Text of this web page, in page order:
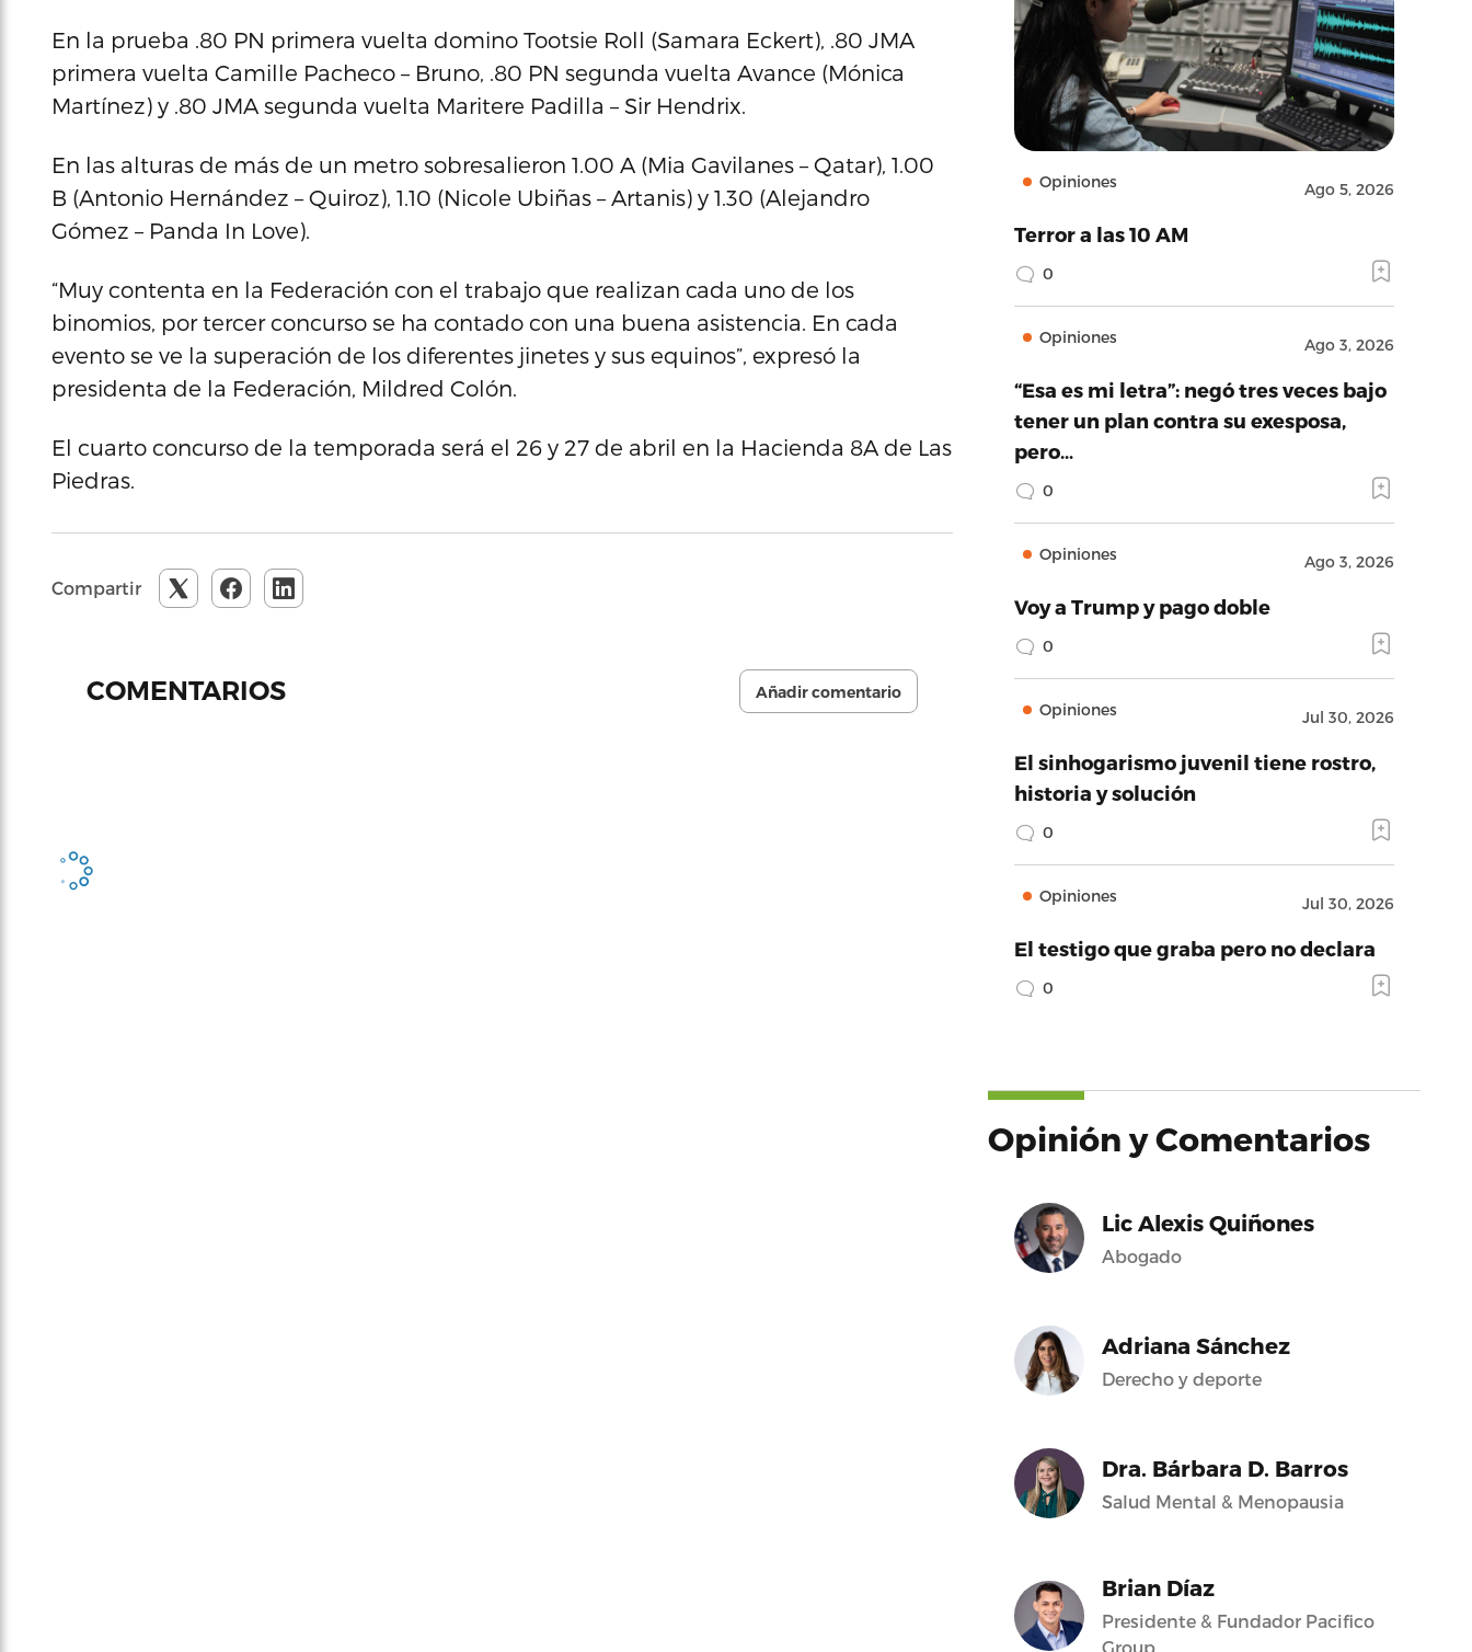
En la prueba .80 PN primera vuelta domino Tootsie Roll (Samara Eckert), .80 JMA
primera vuelta Camille Pacheco – Bruno, .80 PN segunda vuelta Avance (Mónica
Martínez) y .80 JMA segunda vuelta Maritere Padilla – Sir Hendrix.
En las alturas de más de un metro sobresalieron 1.00 A (Mia Gavilanes – Qatar), 1.00
B (Antonio Hernández – Quiroz), 1.10 (Nicole Ubiñas – Artanis) y 1.30 (Alejandro
Gómez – Panda In Love).
“Muy contenta en la Federación con el trabajo que realizan cada uno de los
binomios, por tercer concurso se ha contado con una buena asistencia. En cada
evento se ve la superación de los diferentes jinetes y sus equinos”, expresó la
presidenta de la Federación, Mildred Colón.
El cuarto concurso de la temporada será el 26 y 27 de abril en la Hacienda 8A de Las
Piedras.
Compartir
COMENTARIOS Añadir comentario
Opiniones Ago 5, 2026
Terror a las 10 AM
0
Opiniones Ago 3, 2026
“Esa es mi letra”: negó tres veces bajo
tener un plan contra su exesposa,
pero…
0
Opiniones Ago 3, 2026
Voy a Trump y pago doble
0
Opiniones Jul 30, 2026
El sinhogarismo juvenil tiene rostro,
historia y solución
0
Opiniones Jul 30, 2026
El testigo que graba pero no declara
0
Opinión y Comentarios
Lic Alexis Quiñones
Abogado
Adriana Sánchez
Derecho y deporte
Dra. Bárbara D. Barros
Salud Mental & Menopausia
Brian Díaz
Presidente & Fundador Pacifico
Group